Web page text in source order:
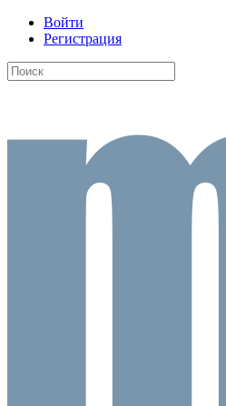
Войти
Регистрация